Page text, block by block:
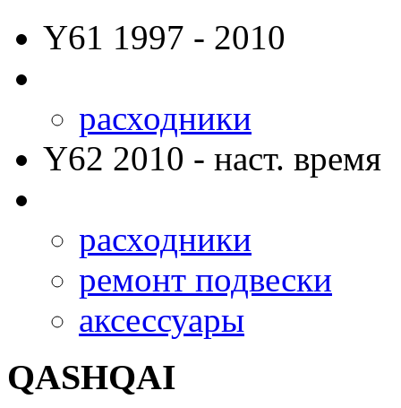
Y61 1997 - 2010
расходники
Y62 2010 - наст. время
расходники
ремонт подвески
аксессуары
QASHQAI